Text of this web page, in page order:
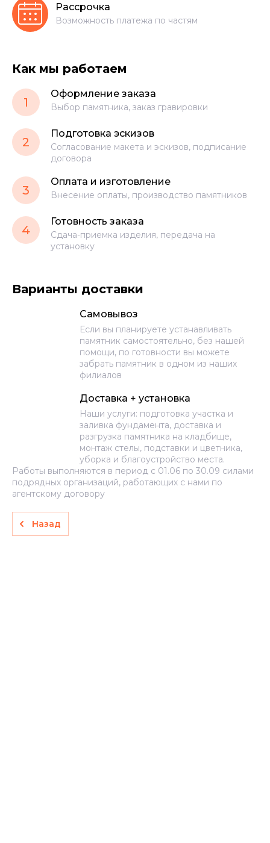
Рассрочка
Возможность платежа по частям
Как мы работаем
1
Оформление заказа
Выбор памятника, заказ гравировки
2
Подготовка эскизов
Согласование макета и эскизов, подписание
договора
3
Оплата и изготовление
Внесение оплаты, производство памятников
4
Готовность заказа
Сдача-приемка изделия, передача на
установку
Варианты доставки
Самовывоз
Если вы планируете устанавливать
памятник самостоятельно, без нашей
помощи, по готовности вы можете
забрать памятник в одном из наших
филиалов
Доставка + установка
Наши услуги: подготовка участка и
заливка фундамента, доставка и
разгрузка памятника на кладбище,
монтаж стелы, подставки и цветника,
уборка и благоустройство места.
Работы выполняются в период с 01.06 по 30.09 силами
подрядных организаций, работающих с нами по
агентскому договору
Назад